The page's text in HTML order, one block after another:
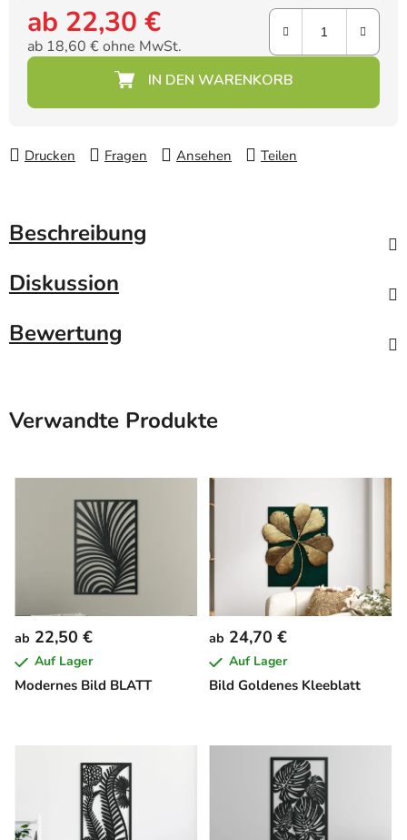
ab 22,30 €
ab 18,60 €ohne MwSt.
Drucken Fragen Ansehen Teilen
Beschreibung
Diskussion
Bewertung
Verwandte Produkte
Modernes Bild BLATT
ab 22,50 €
Auf Lager
Bild Goldenes Kleeblatt
ab 24,70 €
Auf Lager